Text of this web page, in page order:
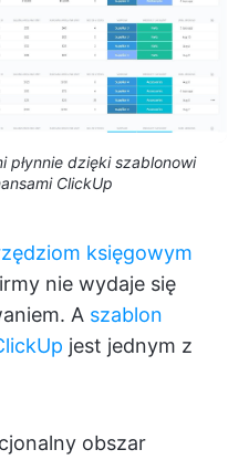
płynnie dzięki szablonowi
ClickUp
księgowym
nie wydaje się
A szablon
jest jednym z
obszar